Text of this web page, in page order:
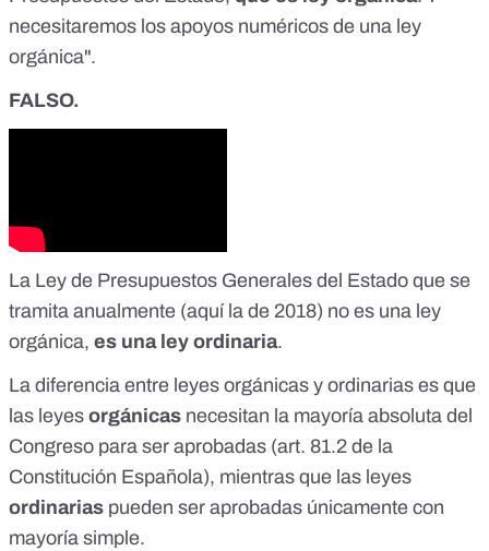
necesitaremos los apoyos numéricos de una ley
orgánica".
FALSO.
La Ley de Presupuestos Generales del Estado que se
tramita anualmente (aquí la de 2018) no es una ley
orgánica, es una ley ordinaria.
La diferencia entre leyes orgánicas y ordinarias es que
las leyes orgánicas necesitan la mayoría absoluta del
Congreso para ser aprobadas (art. 81.2 de la
Constitución Española), mientras que las leyes
ordinarias pueden ser aprobadas únicamente con
mayoría simple.